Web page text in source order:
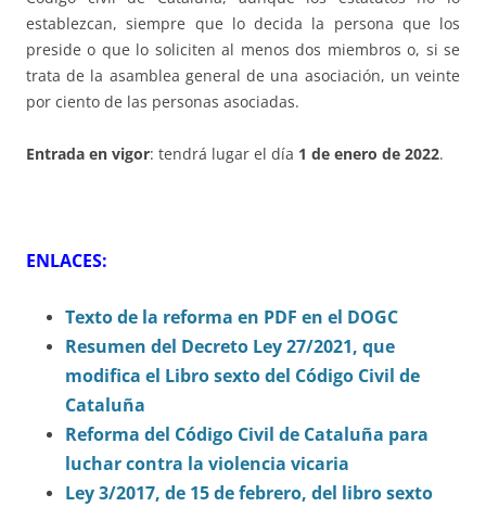
establezcan, siempre que lo decida la persona que los
preside o que lo soliciten al menos dos miembros o, si se
trata de la asamblea general de una asociación, un veinte
por ciento de las personas asociadas.
Entrada en vigor: tendrá lugar el día 1 de enero de 2022.
ENLACES:
Texto de la reforma en PDF en el DOGC
Resumen del Decreto Ley 27/2021, que
modifica el Libro sexto del Código Civil de
Cataluña
Reforma del Código Civil de Cataluña para
luchar contra la violencia vicaria
Ley 3/2017, de 15 de febrero, del libro sexto